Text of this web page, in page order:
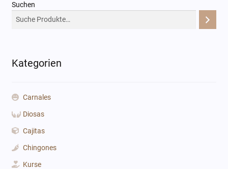
Suchen
Kategorien
Carnales
Diosas
Cajitas
Chingones
Kurse